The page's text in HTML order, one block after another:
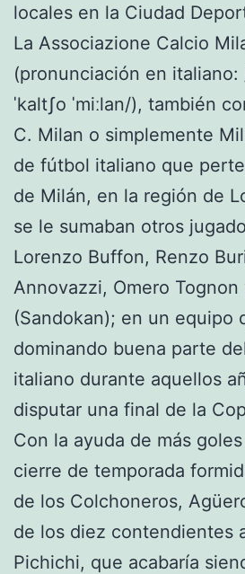
locales en la Ciudad
La Associazione Calcio
(pronunciación en italiano:
ˈkaltʃo ˈmiːlan/), también
C. Milan o simplemente
de fútbol italiano que
de Milán, en la región de
se le sumaban otros
Lorenzo Buffon, Renzo
Annovazzi, Omero
(Sandokan); en un equipo
dominando buena parte
italiano durante aquellos
disputar una final de la
Con la ayuda de más
cierre de temporada
de los Colchoneros,
de los diez contendientes
Pichichi, que acabaría